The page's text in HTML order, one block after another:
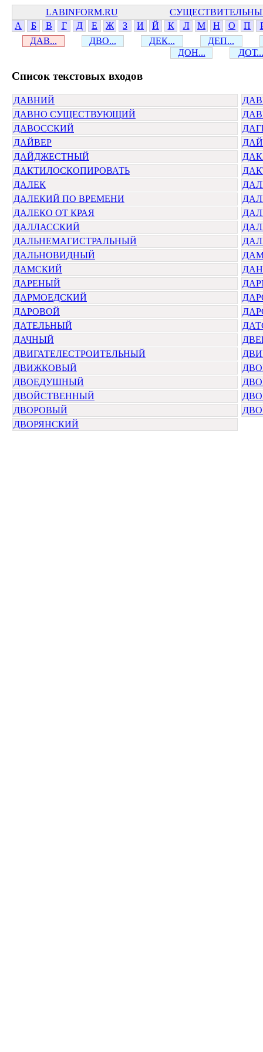
LABINFORM.RU
А
Б В Г Д Е Ж З И Й К Л М Н О П
ДАВ...
ДВО... ДЕК...
ДЕП...
ДОН...
ДОТ...
Cписок текстовых входов
ДАВНИЙ
ДАВНО СУЩЕСТВУЮЩИЙ
ДАВОССКИЙ
ДАЙВЕР
ДАЙДЖЕСТНЫЙ
ДАКТИЛОСКОПИРОВАТЬ
ДАЛЕК
ДАЛЕКИЙ ПО ВРЕМЕНИ
ДАЛЕКО ОТ КРАЯ
ДАЛЛАССКИЙ
ДАЛЬНЕМАГИСТРАЛЬНЫЙ
ДАЛЬНОВИДНЫЙ
ДАМСКИЙ
ДАРЕНЫЙ
ДАРМОЕДСКИЙ
ДАРОВОЙ
ДАТЕЛЬНЫЙ
ДАЧНЫЙ
ДВИГАТЕЛЕСТРОИТЕЛЬНЫЙ
ДВИЖКОВЫЙ
ДВОЕДУШНЫЙ
ДВОЙСТВЕННЫЙ
ДВОРОВЫЙ
ДВОРЯНСКИЙ